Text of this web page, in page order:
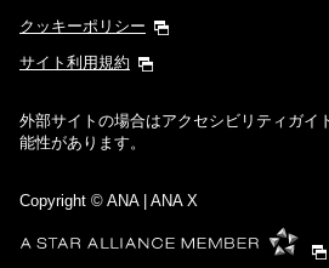
クッキーポリシー
サイト利用規約
外部サイトの場合はアクセシビリティガイ
能性があります。
Copyright © ANA | ANA X